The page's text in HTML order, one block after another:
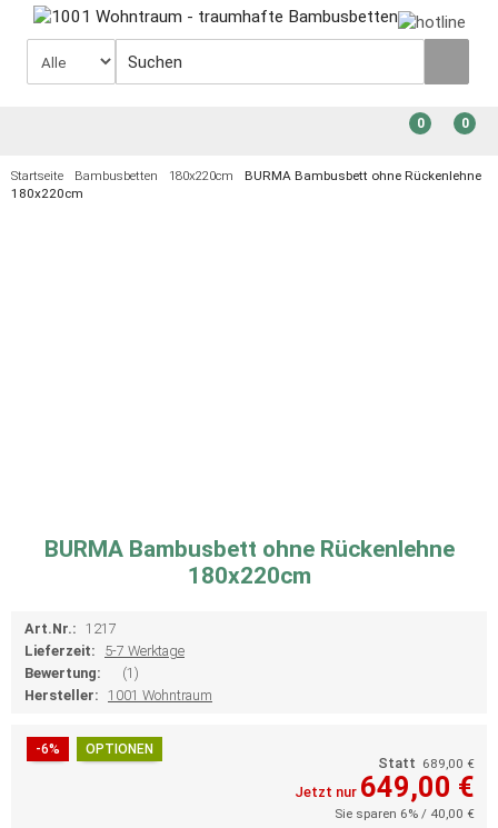
0
0
Startseite Bambusbetten 180x220cm
BURMA Bambusbett ohne Rückenlehne
180x220cm
BURMA Bambusbett ohne Rückenlehne
180x220cm
Art.Nr.: 1217
Lieferzeit:
5-7 Werktage
Bewertung:
(1)
Hersteller: 1001 Wohntraum
-6% OPTIONEN
Statt 689,00 €
Jetzt nur 649,00 €
Sie sparen 6% / 40,00 €